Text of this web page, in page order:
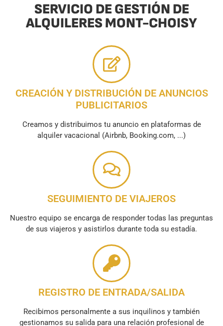
SERVICIO DE GESTIÓN DE
ALQUILERES MONT-CHOISY
CREACIÓN Y DISTRIBUCIÓN DE ANUNCIOS
PUBLICITARIOS
Creamos y distribuimos tu anuncio en plataformas de
alquiler vacacional (Airbnb, Booking.com, ...)
SEGUIMIENTO DE VIAJEROS
Nuestro equipo se encarga de responder todas las preguntas
de sus viajeros y asistirlos durante toda su estadía.
REGISTRO DE ENTRADA/SALIDA
Recibimos personalmente a sus inquilinos y también
gestionamos su salida para una relación profesional de